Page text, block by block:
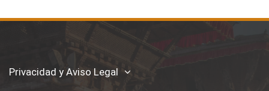
Privacidad y Aviso Legal